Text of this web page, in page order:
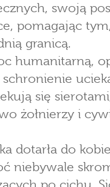
swoją
pomagając
granicą.
humanitarną,
się
żołnierzy i
dotarła do
niebywale